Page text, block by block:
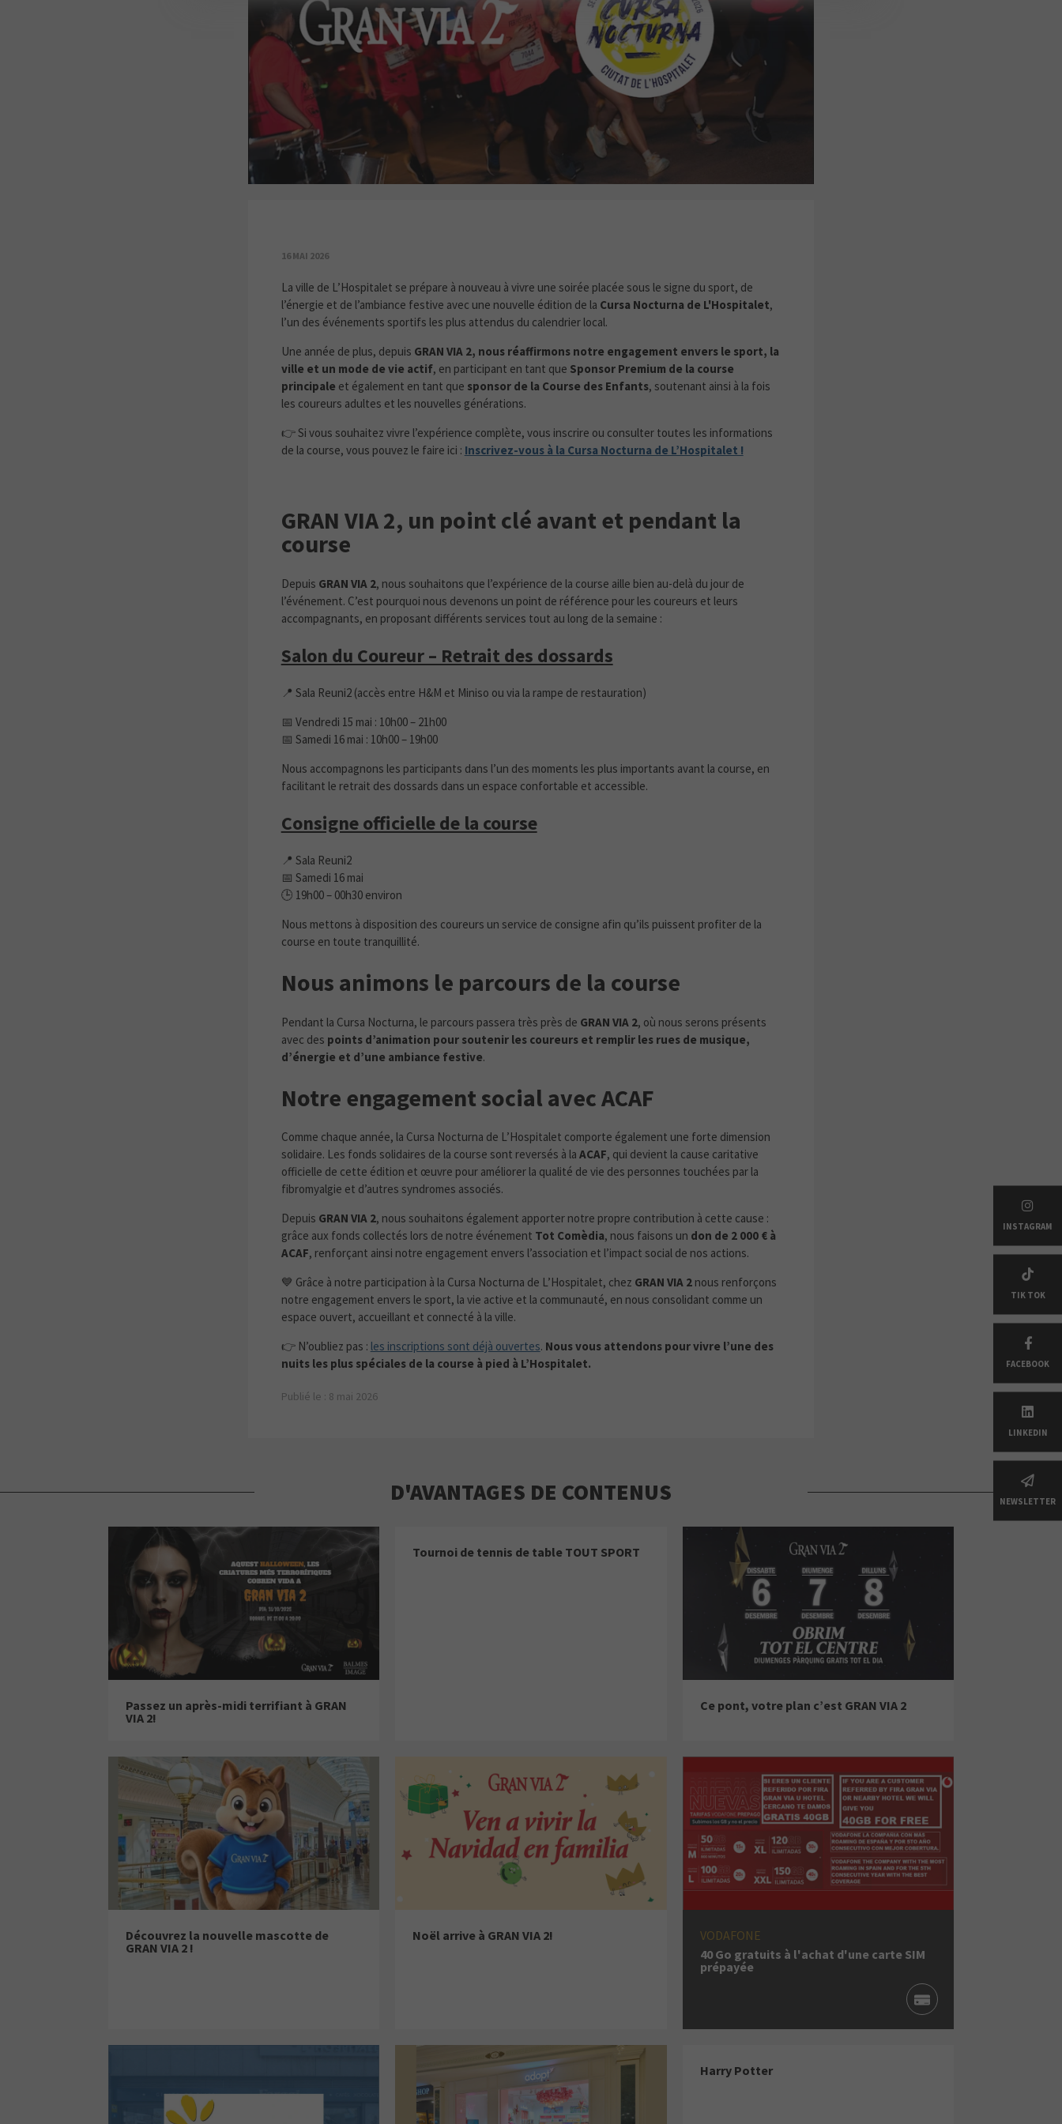
16 MAI 2026
La ville de L’Hospitalet se prépare à nouveau à vivre une soirée placée sous le signe du sport, de
l’énergie et de l’ambiance festive avec une nouvelle édition de la Cursa Nocturna de L'Hospitalet,
l’un des événements sportifs les plus attendus du calendrier local.
Une année de plus, depuis GRAN VIA 2, nous réaffirmons notre engagement envers le sport, la
ville et un mode de vie actif, en participant en tant que Sponsor Premium de la course
principale et également en tant que sponsor de la Course des Enfants, soutenant ainsi à la fois
les coureurs adultes et les nouvelles générations.
👉 Si vous souhaitez vivre l’expérience complète, vous inscrire ou consulter toutes les informations
de la course, vous pouvez le faire ici : Inscrivez-vous à la Cursa Nocturna de L’Hospitalet !
GRAN VIA 2, un point clé avant et pendant la
course
Depuis GRAN VIA 2, nous souhaitons que l’expérience de la course aille bien au-delà du jour de
l’événement. C’est pourquoi nous devenons un point de référence pour les coureurs et leurs
accompagnants, en proposant différents services tout au long de la semaine :
Salon du Coureur – Retrait des dossards
📍 Sala Reuni2 (accès entre H&M et Miniso ou via la rampe de restauration)
📅 Vendredi 15 mai : 10h00 – 21h00
📅 Samedi 16 mai : 10h00 – 19h00
Nous accompagnons les participants dans l’un des moments les plus importants avant la course, en
facilitant le retrait des dossards dans un espace confortable et accessible.
Consigne officielle de la course
📍 Sala Reuni2
📅 Samedi 16 mai
🕒 19h00 – 00h30 environ
Nous mettons à disposition des coureurs un service de consigne afin qu’ils puissent profiter de la
course en toute tranquillité.
Nous animons le parcours de la course
Pendant la Cursa Nocturna, le parcours passera très près de GRAN VIA 2, où nous serons présents
avec des points d’animation pour soutenir les coureurs et remplir les rues de musique,
d’énergie et d’une ambiance festive.
Notre engagement social avec ACAF
Comme chaque année, la Cursa Nocturna de L’Hospitalet comporte également une forte dimension
solidaire. Les fonds solidaires de la course sont reversés à la ACAF, qui devient la cause caritative
officielle de cette édition et œuvre pour améliorer la qualité de vie des personnes touchées par la
fibromyalgie et d’autres syndromes associés.
Depuis GRAN VIA 2, nous souhaitons également apporter notre propre contribution à cette cause :
grâce aux fonds collectés lors de notre événement Tot Comèdia, nous faisons un don de 2 000 € à
ACAF, renforçant ainsi notre engagement envers l’association et l’impact social de nos actions.
💙 Grâce à notre participation à la Cursa Nocturna de L’Hospitalet, chez GRAN VIA 2nous renforçons
notre engagement envers le sport, la vie active et la communauté, en nous consolidant comme un
espace ouvert, accueillant et connecté à la ville.
👉 N’oubliez pas : les inscriptions sont déjà ouvertes. Nous vous attendons pour vivre l’une des
nuits les plus spéciales de la course à pied à L’Hospitalet.
Publié le : 8 mai 2026
D'AVANTAGES DE CONTENUS
Passez un après-midi terrifiant à GRAN
VIA 2!
Tournoi de tennis de table TOUT SPORT
Ce pont, votre plan c’est GRAN VIA 2
Découvrez la nouvelle mascotte de
GRAN VIA 2 !
Noël arrive à GRAN VIA 2!
VODAFONE
40 Go gratuits à l'achat d'une carte SIM
prépayée
Harry Potter
INSTAGRAM
TIK TOK
FACEBOOK
LINKEDIN
NEWSLETTER